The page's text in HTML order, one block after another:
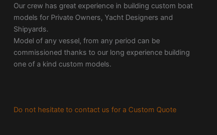
Our crew has great experience in building custom boat
models for Private Owners, Yacht Designers and
Shipyards.
Model of any vessel, from any period can be
commissioned thanks to our long experience building
one of a kind custom models.
Do not hesitate to contact us for a Custom Quote